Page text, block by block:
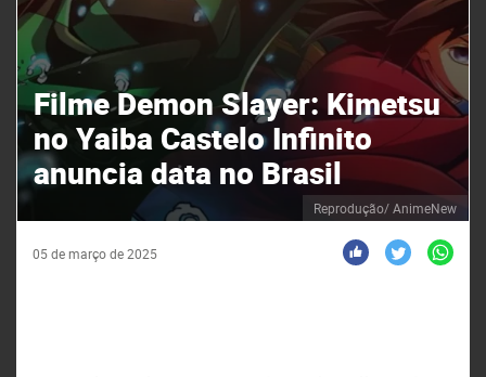
Reprodução/ AnimeNew
Filme Demon Slayer: Kimetsu
no Yaiba Castelo Infinito
anuncia data no Brasil
05 de março de 2025